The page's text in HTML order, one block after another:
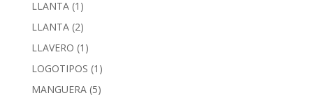
LLANTA (1)
LLANTA (2)
LLAVERO (1)
LOGOTIPOS (1)
MANGUERA (5)